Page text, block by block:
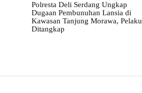
Polresta Deli Serdang Ungkap
Dugaan Pembunuhan Lansia di
Kawasan Tanjung Morawa, Pelaku
Ditangkap